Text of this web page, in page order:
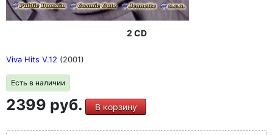
2 CD
Viva Hits V.12 (2001)
Есть в наличии
2399 руб. В корзину